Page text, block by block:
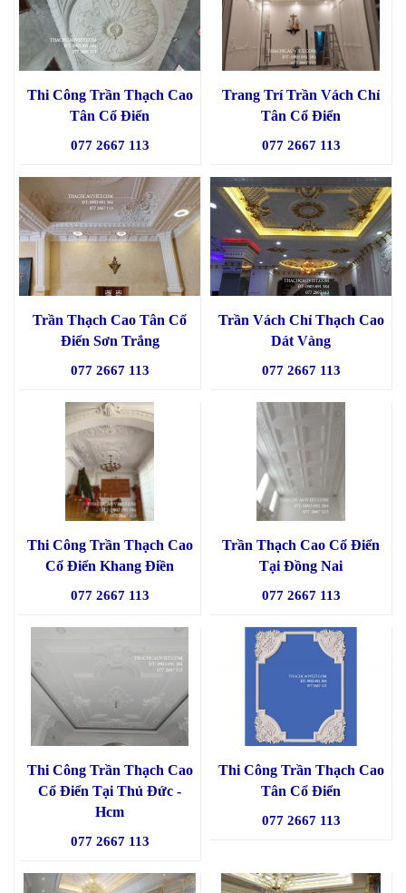
Thi Công Trần Thạch Cao
Tân Cổ Điển
077 2667 113
Trang Trí Trần Vách Chỉ
Tân Cổ Điển
077 2667 113
Trần Thạch Cao Tân Cổ
Điển Sơn Trắng
077 2667 113
Trần Vách Chỉ Thạch Cao
Dát Vàng
077 2667 113
Thi Công Trần Thạch Cao
Cổ Điển Khang Điền
077 2667 113
Trần Thạch Cao Cổ Điển
Tại Đồng Nai
077 2667 113
Thi Công Trần Thạch Cao
Cổ Điển Tại Thủ Đức -
Hcm
077 2667 113
Thi Công Trần Thạch Cao
Tân Cổ Điển
077 2667 113